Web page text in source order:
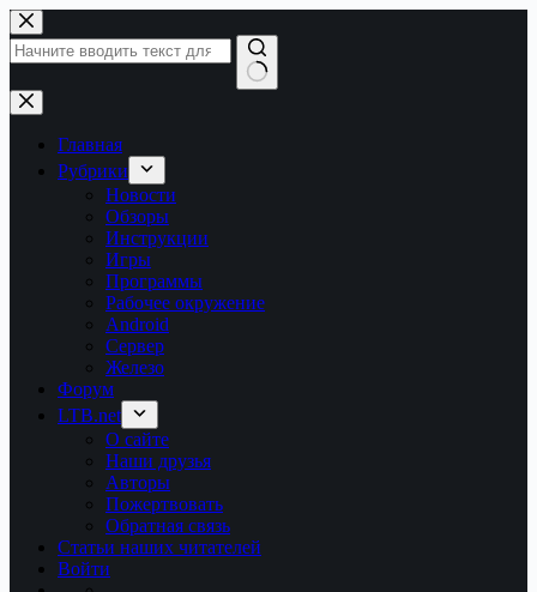
Перейти
к
сути
Ничего
не
найденоГлавная
Рубрики
Новости
Обзоры
Инструкции
Игры
Программы
Рабочее окружение
Android
Сервер
Железо
Форум
LTB.net
О сайте
Наши друзья
Авторы
Пожертвовать
Обратная связь
Статьи наших читателей
Войти